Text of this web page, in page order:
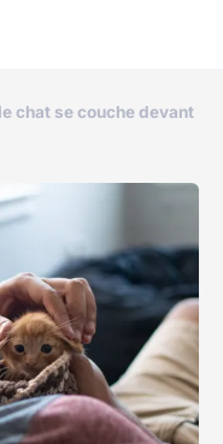
chat se couche devant